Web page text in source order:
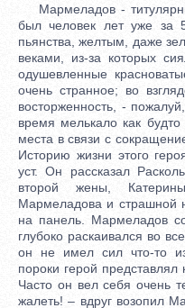
Мармеладов -
был человек лет уже за
пьянства, желтым, даже
веками, из-за которых
одушевленные
очень странное; во
восторженность, -
время мелькало как
места в связи с
Историю жизни этого
уст. Он рассказал
второй жены,
Мармеладова и страшной
на панель. Мармеладов
глубоко раскаивался во
он не имел сил что-то
пороки герой представлял
Часто он вел себя очень
жалеть! – вдруг возопил